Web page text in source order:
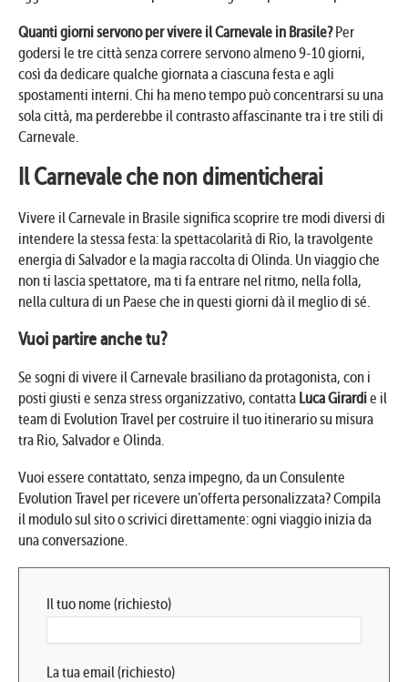
Quanti giorni servono per vivere il Carnevale in Brasile?Per
godersi le tre città senza correre servono almeno 9-10 giorni,
così da dedicare qualche giornata a ciascuna festa e agli
spostamenti interni. Chi ha meno tempo può concentrarsi su una
sola città, ma perderebbe il contrasto affascinante tra i tre stili di
Carnevale.
Il Carnevale che non dimenticherai
Vivere il Carnevale in Brasile significa scoprire tre modi diversi di
intendere la stessa festa: la spettacolarità di Rio, la travolgente
energia di Salvador e la magia raccolta di Olinda. Un viaggio che
non ti lascia spettatore, ma ti fa entrare nel ritmo, nella folla,
nella cultura di un Paese che in questi giorni dà il meglio di sé.
Vuoi partire anche tu?
Se sogni di vivere il Carnevale brasiliano da protagonista, con i
posti giusti e senza stress organizzativo, contatta Luca Girardie il
team di Evolution Travel per costruire il tuo itinerario su misura
tra Rio, Salvador e Olinda.
Vuoi essere contattato, senza impegno, da un Consulente
Evolution Travel per ricevere un’offerta personalizzata? Compila
il modulo sul sito o scrivici direttamente: ogni viaggio inizia da
una conversazione.
Il tuo nome (richiesto)
La tua email (richiesto)